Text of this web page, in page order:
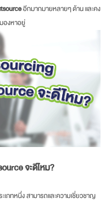
อีกมากมายหลายๆ ด้าน และคง
องหาอยู่
จะดีไหม?
เภทหนึ่ง สามารถและความเชี่ยวชาญ